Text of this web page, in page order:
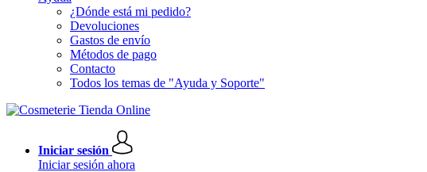
¿Dónde está mi pedido?
Devoluciones
Gastos de envío
Métodos de pago
Contacto
Todos los temas de "Ayuda y Soporte"
Iniciar sesión
Iniciar sesión ahora